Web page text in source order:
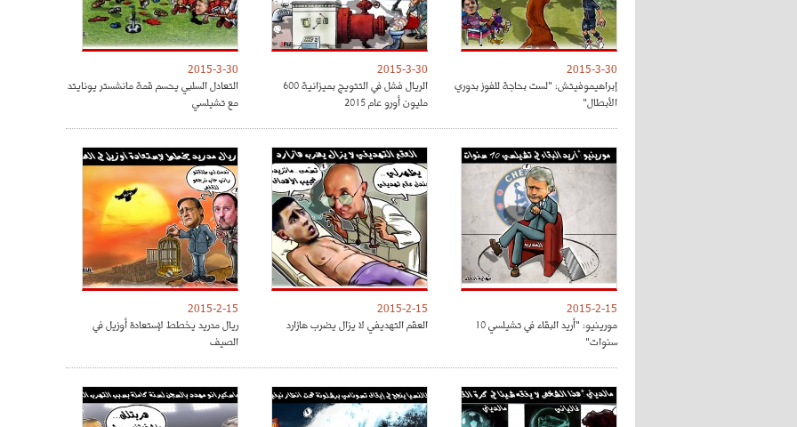
2015-3-30
إبراهيموفيتش: "لست بحاجة للفوز بدوري
الأبطال"
2015-3-30
الريال فشل في التتويج بميزانية 600
مليون أورو عام 2015
2015-3-30
التعادل السلبي يحسم قمة مانشستر يونايتد
مع تشيلسي
2015-2-15
مورينيو: "أريد البقاء في تشيلسي 10
سنوات"
2015-2-15
العقم التهديفي لا يزال يضرب هازارد
2015-2-15
ريال مدريد يخطط لإستعادة أوزيل في
الصيف